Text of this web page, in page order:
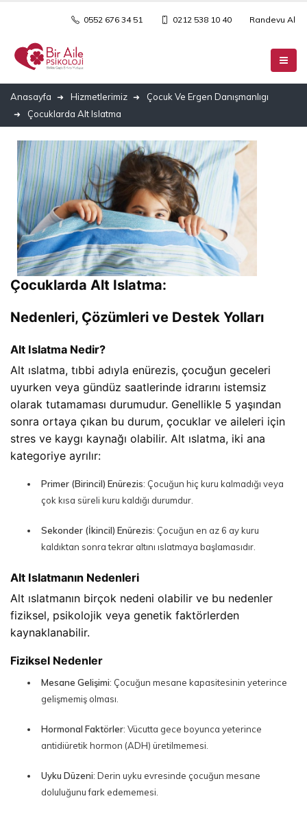
0552 676 34 51 0212 538 10 40 Randevu Al
Anasayfa Hizmetlerimiz
Çocuk Ve Ergen Danışmanlıgı
Çocuklarda Alt Islatma
Çocuklarda Alt Islatma:
Nedenleri, Çözümleri ve Destek Yolları
Alt Islatma Nedir?
Alt ıslatma, tıbbi adıyla enürezis, çocuğun geceleri
uyurken veya gündüz saatlerinde idrarını istemsiz
olarak tutamaması durumudur. Genellikle 5 yaşından
sonra ortaya çıkan bu durum, çocuklar ve aileleri için
stres ve kaygı kaynağı olabilir. Alt ıslatma, iki ana
kategoriye ayrılır:
Primer (Birincil) Enürezis: Çocuğun hiç kuru kalmadığı veya
çok kısa süreli kuru kaldığı durumdur.
Sekonder (İkincil) Enürezis: Çocuğun en az 6 ay kuru
kaldıktan sonra tekrar altını ıslatmaya başlamasıdır.
Alt Islatmanın Nedenleri
Alt ıslatmanın birçok nedeni olabilir ve bu nedenler
fiziksel, psikolojik veya genetik faktörlerden
kaynaklanabilir.
Fiziksel Nedenler
Mesane Gelişimi: Çocuğun mesane kapasitesinin yeterince
gelişmemiş olması.
Hormonal Faktörler: Vücutta gece boyunca yeterince
antidiüretik hormon (ADH) üretilmemesi.
Uyku Düzeni: Derin uyku evresinde çocuğun mesane
doluluğunu fark edememesi.